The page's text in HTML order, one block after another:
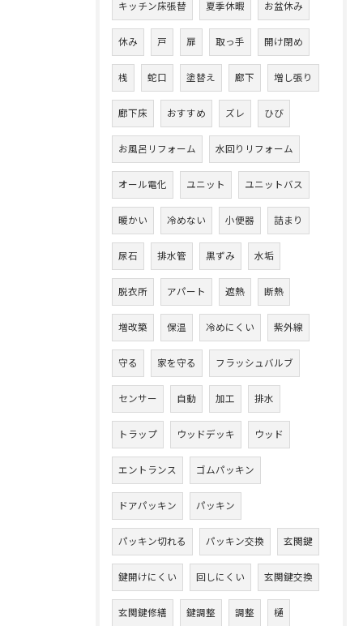
キッチン床張替 夏季休暇 お盆休み
休み 戸 扉 取っ手 開け閉め
桟 蛇口 塗替え 廊下 増し張り
廊下床 おすすめ ズレ ひび
お風呂リフォーム 水回りリフォーム
オール電化 ユニット ユニットバス
暖かい 冷めない 小便器 詰まり
尿石 排水管 黒ずみ 水垢
脱衣所 アパート 遮熱 断熱
増改築 保温 冷めにくい 紫外線
守る 家を守る フラッシュバルブ
センサー 自動 加工 排水
トラップ ウッドデッキ ウッド
エントランス ゴムパッキン
ドアパッキン パッキン
パッキン切れる パッキン交換 玄関鍵
鍵開けにくい 回しにくい 玄関鍵交換
玄関鍵修繕 鍵調整 調整 樋